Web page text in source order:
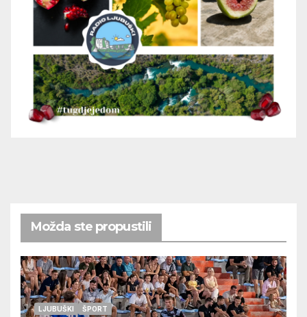
Možda ste propustili
LJUBUŠKI ŠPORT